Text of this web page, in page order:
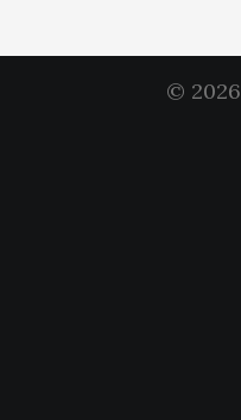
© 2026